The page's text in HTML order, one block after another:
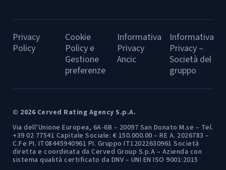
Privacy
Policy
Cookie
Policy e
Gestione
preferenze
Informativa
Privacy
Ancic
Informativa
Privacy –
Società del
gruppo
© 2026 Cerved Rating Agency S.p.A.
Via dell’Unione Europea, 6A-6B – 20097 San Donato M.se – Tel.
+39 02 77541 Capitale Sociale: € 150.000.00 – RE A. 2026783 –
C.Fe PI. IT08445940961 PI. Gruppo IT12022630961 Società
diretta e coordinata da Cerved Group S.p.A – Azienda con
sistema qualità certificato da DNV – UNI EN ISO 9001:2015